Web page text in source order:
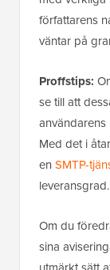
författarens
väntar på
Proffstips:
se till att
Med det i
en SMTP-
leveransgrad.
Om du
sina